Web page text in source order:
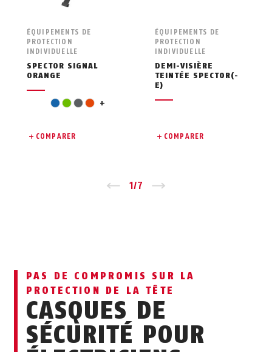
ÉQUIPEMENTS DE
PROTECTION
INDIVIDUELLE
SPECTOR SIGNAL
ORANGE
bluegreen
greyorange
pink +
COMPARER
ÉQUIPEMENTS DE
PROTECTION
INDIVIDUELLE
DEMI-VISIÈRE
TEINTÉE SPECTOR(-
E)
COMPARER
Zurück
1/7
PAS DE COMPROMIS SUR LA
PROTECTION DE LA TÊTE
CASQUES DE
SÉCURITÉ POUR